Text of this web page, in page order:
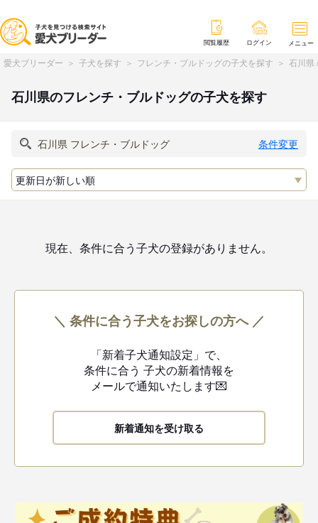
閲覧履歴 ログイン メニュー
愛犬ブリーダー 子犬を探す フレンチ・ブルドッグの子犬を探す 石川県
石川県のフレンチ・ブルドッグの子犬を探す
条件変更
現在、条件に合う子犬の登録がありません。
＼ 条件に合う子犬をお探しの方へ ／
「新着子犬通知設定」で、
条件に合う 子犬の新着情報を
メールで通知いたします💌
新着通知を受け取る